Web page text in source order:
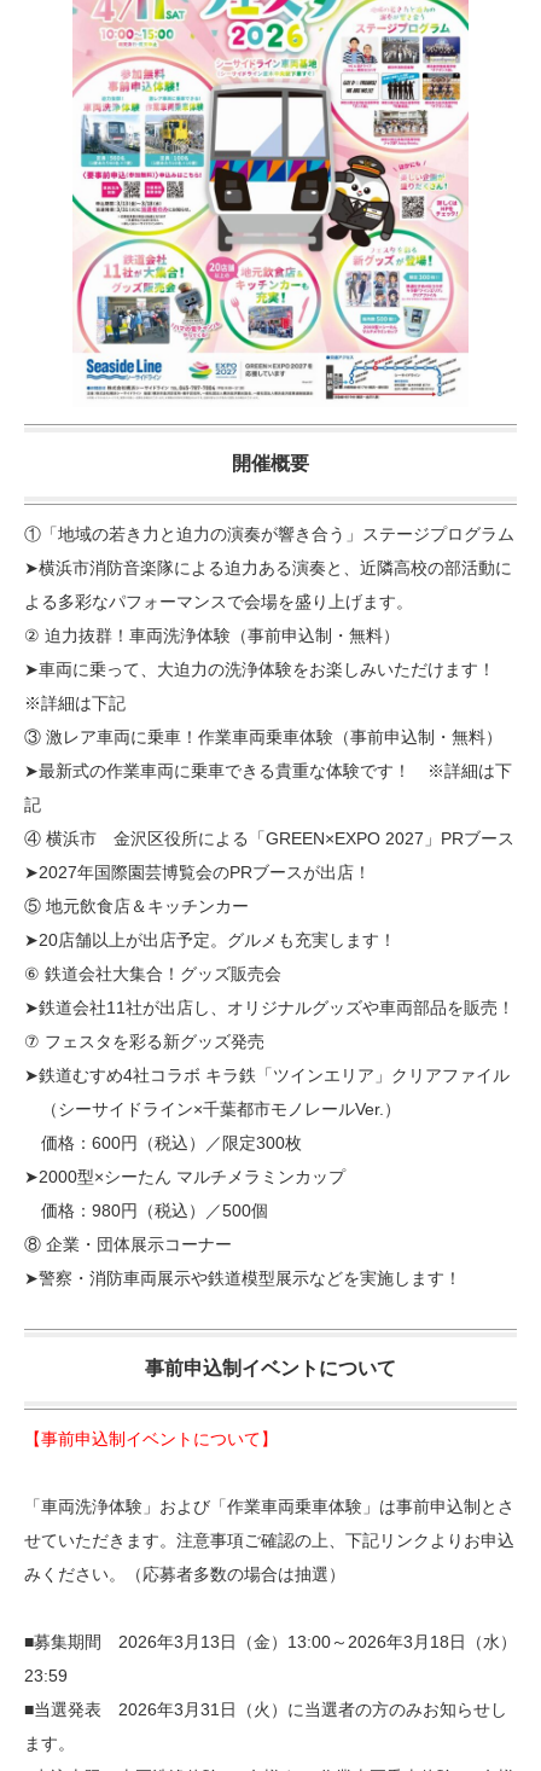
開催概要
①「地域の若き力と迫力の演奏が響き合う」ステージプログラム
➤横浜市消防音楽隊による迫力ある演奏と、近隣高校の部活動に
よる多彩なパフォーマンスで会場を盛り上げます。
② 迫力抜群！車両洗浄体験（事前申込制・無料）
➤車両に乗って、大迫力の洗浄体験をお楽しみいただけます！
※詳細は下記
③ 激レア車両に乗車！作業車両乗車体験（事前申込制・無料）
➤最新式の作業車両に乗車できる貴重な体験です！ ※詳細は下
記
④ 横浜市 金沢区役所による「GREEN×EXPO 2027」PRブース
➤2027年国際園芸博覧会のPRブースが出店！
⑤ 地元飲食店＆キッチンカー
➤20店舗以上が出店予定。グルメも充実します！
⑥ 鉄道会社大集合！グッズ販売会
➤鉄道会社11社が出店し、オリジナルグッズや車両部品を販売！
⑦ フェスタを彩る新グッズ発売
➤鉄道むすめ4社コラボ キラ鉄「ツインエリア」クリアファイル
（シーサイドライン×千葉都市モノレールVer.）
価格：600円（税込）／限定300枚
➤2000型×シーたん マルチメラミンカップ
価格：980円（税込）／500個
⑧ 企業・団体展示コーナー
➤警察・消防車両展示や鉄道模型展示などを実施します！
事前申込制イベントについて
【事前申込制イベントについて】
「車両洗浄体験」および「作業車両乗車体験」は事前申込制とさ
せていただきます。注意事項ご確認の上、下記リンクよりお申込
みください。（応募者多数の場合は抽選）
■募集期間 2026年3月13日（金）13:00～2026年3月18日（水）
23:59
■当選発表 2026年3月31日（火）に当選者の方のみお知らせし
ます。